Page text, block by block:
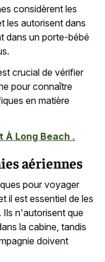
considèrent les
les autorisent dans
dans un porte-bébé
crucial de vérifier
pour connaître
en matière
À Long Beach .
aériennes
pour voyager
il est essentiel de les
Ils n'autorisent que
la cabine, tandis
doivent